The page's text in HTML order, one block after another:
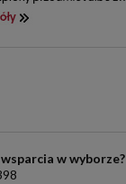
w wyborze?